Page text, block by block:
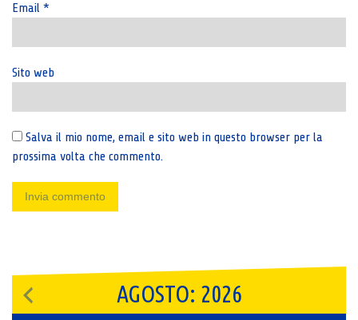
Email *
Sito web
Salva il mio nome, email e sito web in questo browser per la
prossima volta che commento.
AGOSTO: 2026